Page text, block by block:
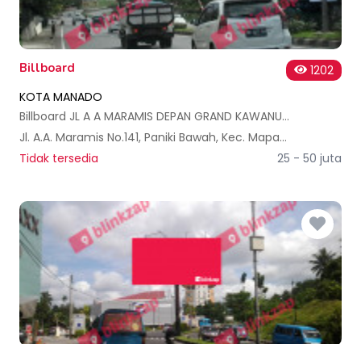
Billboard
1202
KOTA MANADO
Billboard JL A A MARAMIS DEPAN GRAND KAWANUA (A)
Jl. A.A. Maramis No.141, Paniki Bawah, Kec. Mapanget, Kota Manado, Sulawesi Utara, Indonesia
Tidak tersedia
25 - 50 juta